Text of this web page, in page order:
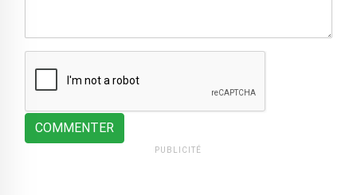
COMMENTER
PUBLICITÉ